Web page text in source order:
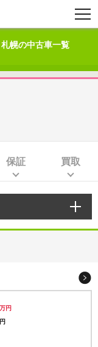
幌の中古車一覧
保証 買取
万円